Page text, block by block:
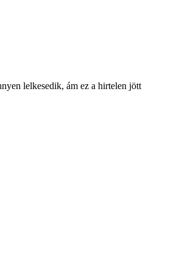
lelkesedik, ám ez a hirtelen jött